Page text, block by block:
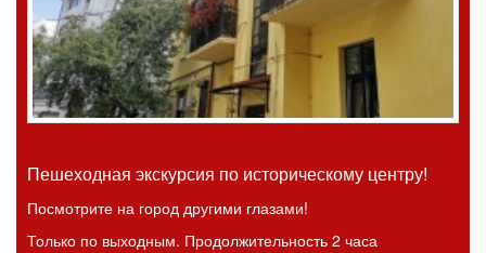
Пешеходная экскурсия по историческому центру!
Посмотрите на город другими глазами!
Только по выходным. Продолжительность 2 часа